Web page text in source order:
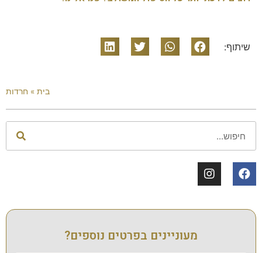
שיתוף:
בית » חרדות
מעוניינים בפרטים נוספים?